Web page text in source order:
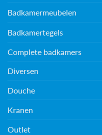
Badkamermeubelen
Badkamertegels
Complete badkamers
Diversen
Douche
Kranen
Outlet